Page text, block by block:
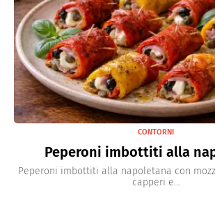
CONTORNI
Peperoni imbottiti alla
Peperoni imbottiti alla napoletana con
capperi e...